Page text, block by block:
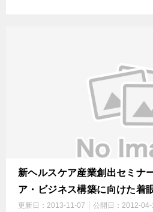
新ヘルスケア産業創出セミナ
ア・ビジネス構築に向けた着
更新日： 2013-11-07 公開日： 2012-04-